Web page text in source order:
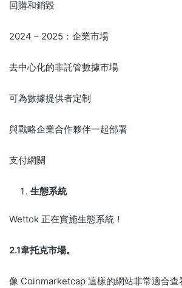
回購和銷毀
2024 – 2025：企業市場
去中心化的非託管數據市場
可為數據提供者定制
與戰略企業合作夥伴一起部署
支付網關
生態系統
Wettok 正在實施生態系統！
2.1韋托克市場。
像 Coinmarketcap 這樣的網站非常適合查